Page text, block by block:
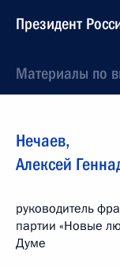
Президент
Материалы по
Нечаев,
Алексей
руководитель
партии «Новые
Думе